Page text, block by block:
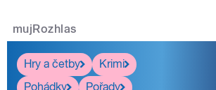
mujRozhlas
Hry a četby
Krimi
Pohádky
Pořady